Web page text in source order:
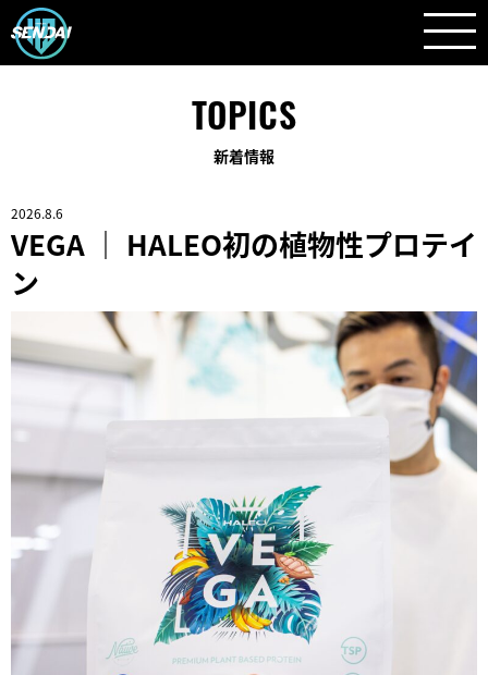
TOPICS
新着情報
2026.8.6
VEGA ｜ HALEO初の植物性プロテイ
ン